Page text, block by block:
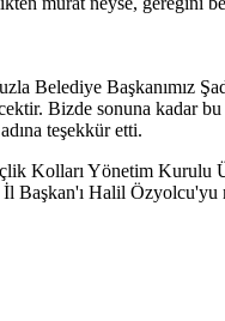
Belediye Başkanımız
Bizde sonuna kadar
teşekkür etti.
Kolları Yönetim
Başkan'ı Halil